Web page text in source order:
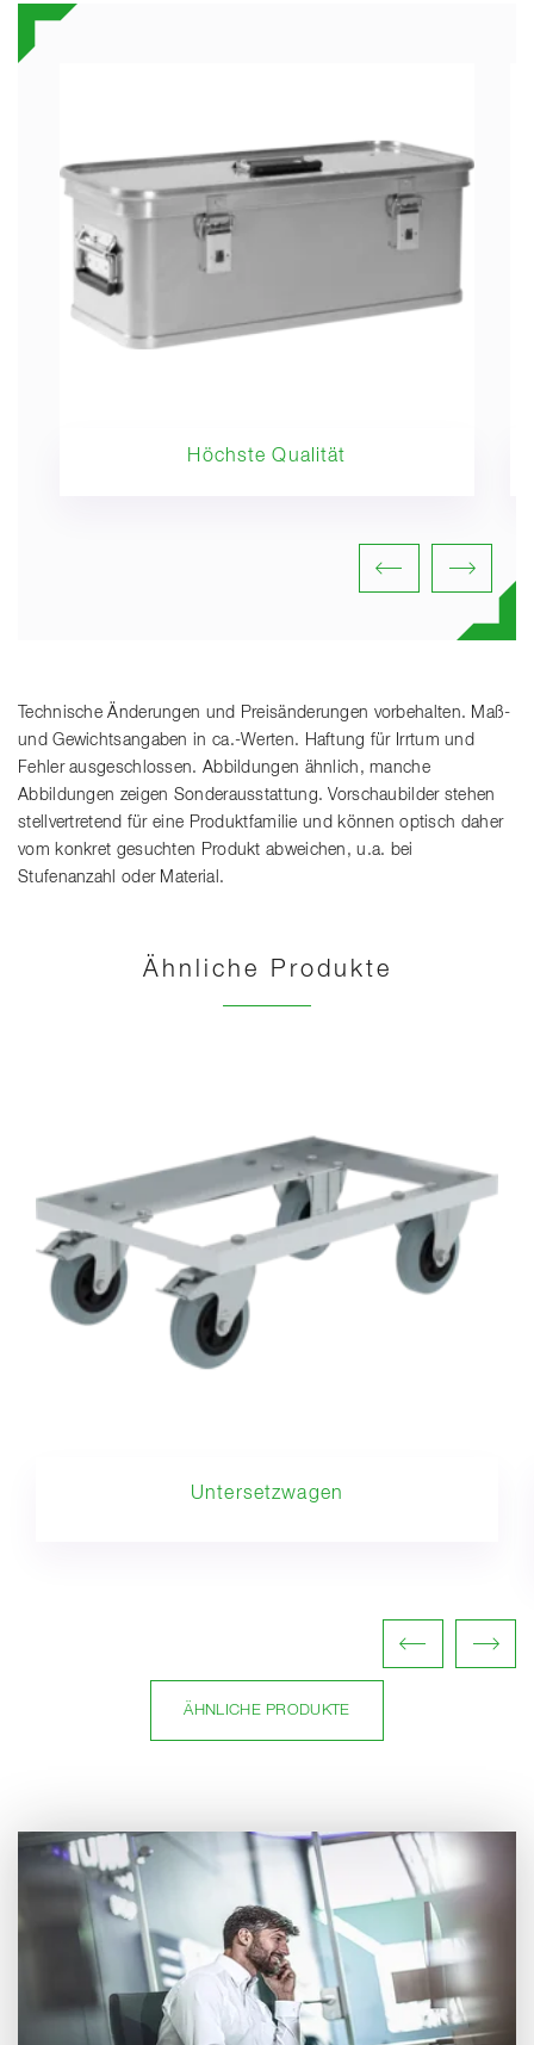
Höchste Qualität
Technische Änderungen und Preisänderungen vorbehalten. Maß-
und Gewichtsangaben in ca.-Werten. Haftung für Irrtum und
Fehler ausgeschlossen. Abbildungen ähnlich, manche
Abbildungen zeigen Sonderausstattung. Vorschaubilder stehen
stellvertretend für eine Produktfamilie und können optisch daher
vom konkret gesuchten Produkt abweichen, u.a. bei
Stufenanzahl oder Material.
Ähnliche Produkte
Untersetzwagen
ÄHNLICHE PRODUKTE